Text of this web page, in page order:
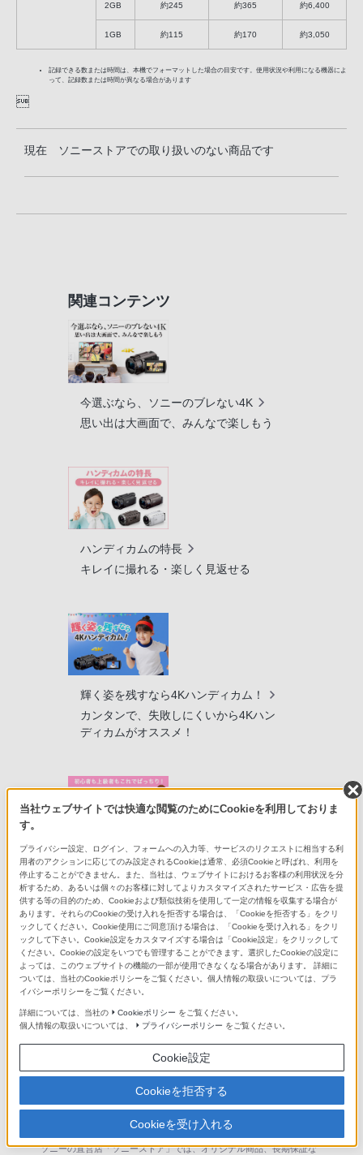
2GB 約245 約365 約6,400
1GB 約115 約170 約3,050
記録できる数または時間は、本機でフォーマットした場合の目安です。使用状況や利用になる機器によ
って、記録数または時間が異なる場合があります

現在 ソニーストアでの取り扱いのない商品です
関連コンテンツ
今選ぶなら、ソニーのブレない4K
思い出は大画面で、みんなで楽しもう
ハンディカムの特長
キレイに撮れる・楽しく見返せる
輝く姿を残すなら4Kハンディカム！
カンタンで、失敗しにくいから4Kハン
ディカムがオススメ！
4Kハンディカムの上手な活用方法
初心者も上級者もこれでばっちり！4K
ハンディカムの上手な活用方法
もっと見る
ソニーストア
ソニーの直営店「ソニーストア」では、オリジナル商品、長期保証な
当社ウェブサイトでは快適な閲覧のためにCookieを利用しておりま
す。
プライバシー設定、ログイン、フォームへの入力等、サービスのリクエストに相当する利
用者のアクションに応じてのみ設定されるCookieは通常、必須Cookieと呼ばれ、利用を
停止することができません。また、当社は、ウェブサイトにおけるお客様の利用状況を分
析するため、あるいは個々のお客様に対してよりカスタマイズされたサービス・広告を提
供する等の目的のため、Cookieおよび類似技術を使用して一定の情報を収集する場合が
あります。それらのCookieの受け入れを拒否する場合は、「Cookieを拒否する」をクリ
ックしてください。Cookie使用にご同意頂ける場合は、「Cookieを受け入れる」をクリ
ックして下さい。Cookie設定をカスタマイズする場合は「Cookie設定」をクリックして
ください。Cookieの設定をいつでも管理することができます。選択したCookieの設定に
よっては、このウェブサイトの機能の一部が使用できなくなる場合があります。 詳細に
ついては、当社のCookieポリシーをご覧ください。個人情報の取扱いについては、プラ
イバシーポリシーをご覧ください。
詳細については、当社の Cookieポリシー をご覧ください。
個人情報の取扱いについては、
プライバシーポリシー をご覧ください。
Cookie設定
Cookieを拒否する
Cookieを受け入れる